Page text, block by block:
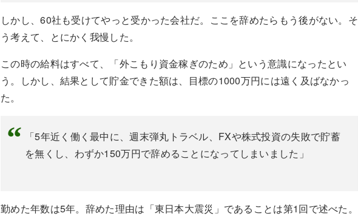
しかし、60社も受けてやっと受かった会社だ。ここを辞めたらもう後がない。そ
う考えて、とにかく我慢した。
この時の給料はすべて、「外こもり資金稼ぎのため」という意識になったとい
う。しかし、結果として貯金できた額は、目標の1000万円には遠く及ばなかっ
た。
「5年近く働く最中に、週末弾丸トラベル、FXや株式投資の失敗で貯蓄
を無くし、わずか150万円で辞めることになってしまいました」
勤めた年数は5年。辞めた理由は「東日本大震災」であることは第1回で述べた。